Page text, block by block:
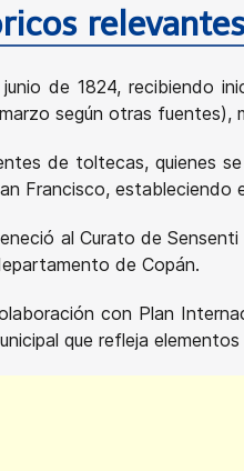
de 1824, recibiendo
según otras
de toltecas, quienes
Francisco, estableciendo
al Curato de
de Copán.
con Plan
que refleja